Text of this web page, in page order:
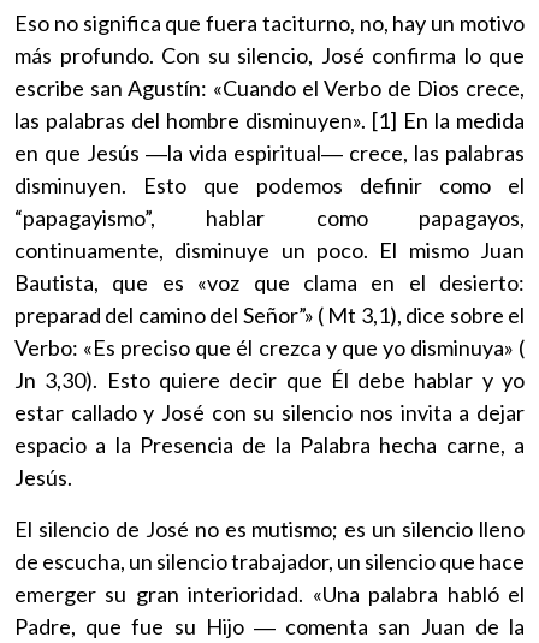
Eso no significa que fuera taciturno, no, hay un motivo
más profundo. Con su silencio, José confirma lo que
escribe san Agustín: «Cuando el Verbo de Dios crece,
las palabras del hombre disminuyen». [1] En la medida
en que Jesús ―la vida espiritual― crece, las palabras
disminuyen. Esto que podemos definir como el
“papagayismo”, hablar como papagayos,
continuamente, disminuye un poco. El mismo Juan
Bautista, que es «voz que clama en el desierto:
preparad del camino del Señor”» ( Mt 3,1), dice sobre el
Verbo: «Es preciso que él crezca y que yo disminuya» (
Jn 3,30). Esto quiere decir que Él debe hablar y yo
estar callado y José con su silencio nos invita a dejar
espacio a la Presencia de la Palabra hecha carne, a
Jesús.
El silencio de José no es mutismo; es un silencio lleno
de escucha, un silencio trabajador, un silencio que hace
emerger su gran interioridad. «Una palabra habló el
Padre, que fue su Hijo ― comenta san Juan de la